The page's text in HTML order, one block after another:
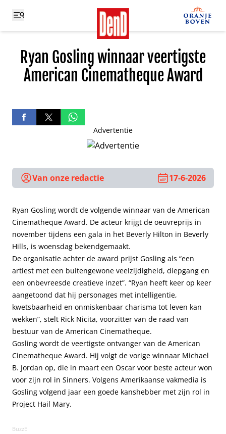
Ryan Gosling winnaar veertigste
American Cinematheque Award
Advertentie
Van onze redactie 17-6-2026
Ryan Gosling wordt de volgende winnaar van de American
Cinematheque Award. De acteur krijgt de oeuvreprijs in
november tijdens een gala in het Beverly Hilton in Beverly
Hills, is woensdag bekendgemaakt.
De organisatie achter de award prijst Gosling als “een
artiest met een buitengewone veelzijdigheid, diepgang en
een onbevreesde creatieve inzet”. “Ryan heeft keer op keer
aangetoond dat hij personages met intelligentie,
kwetsbaarheid en onmiskenbaar charisma tot leven kan
wekken”, stelt Rick Nicita, voorzitter van de raad van
bestuur van de American Cinematheque.
Gosling wordt de veertigste ontvanger van de American
Cinematheque Award. Hij volgt de vorige winnaar Michael
B. Jordan op, die in maart een Oscar voor beste acteur won
voor zijn rol in Sinners. Volgens Amerikaanse vakmedia is
Gosling volgend jaar een goede kanshebber met zijn rol in
Project Hail Mary.
BuzzE